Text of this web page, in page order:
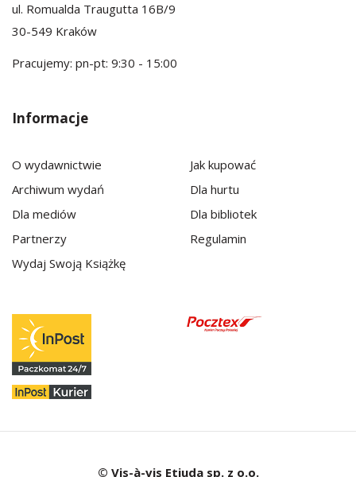
ul. Romualda Traugutta 16B/9
30-549 Kraków
Pracujemy: pn-pt: 9:30 - 15:00
Informacje
O wydawnictwie
Archiwum wydań
Dla mediów
Partnerzy
Wydaj Swoją Książkę
Jak kupować
Dla hurtu
Dla bibliotek
Regulamin
© Vis-à-vis Etiuda sp. z o.o.